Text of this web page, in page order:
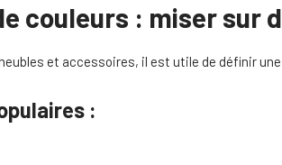
couleurs : miser sur
et accessoires, il est utile de définir
: